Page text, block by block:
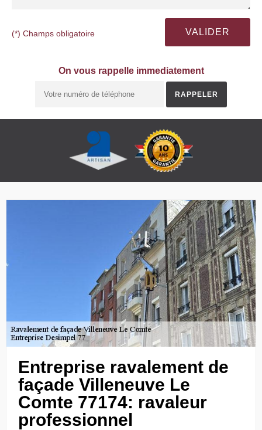
(*) Champs obligatoire
On vous rappelle immediatement
Entreprise ravalement de
façade Villeneuve Le
Comte 77174: ravaleur
professionnel